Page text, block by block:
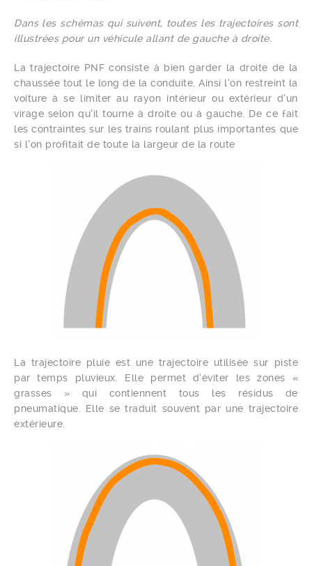
Dans les schémas qui suivent, toutes les trajectoires sont
illustrées pour un véhicule allant de gauche à droite.
La trajectoire PNF consiste à bien garder la droite de la
chaussée tout le long de la conduite. Ainsi l’on restreint la
voiture à se limiter au rayon intérieur ou extérieur d’un
virage selon qu’il tourne à droite ou à gauche. De ce fait
les contraintes sur les trains roulant plus importantes que
si l’on profitait de toute la largeur de la route
La trajectoire pluie est une trajectoire utilisée sur piste
par temps pluvieux. Elle permet d’éviter les zones «
grasses » qui contiennent tous les résidus de
pneumatique. Elle se traduit souvent par une trajectoire
extérieure.